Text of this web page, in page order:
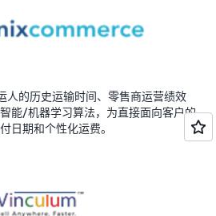
人的历史运输时间、零售商运营绩效
能/机器学习算法，为直接面向客户的
日期和个性化运费。